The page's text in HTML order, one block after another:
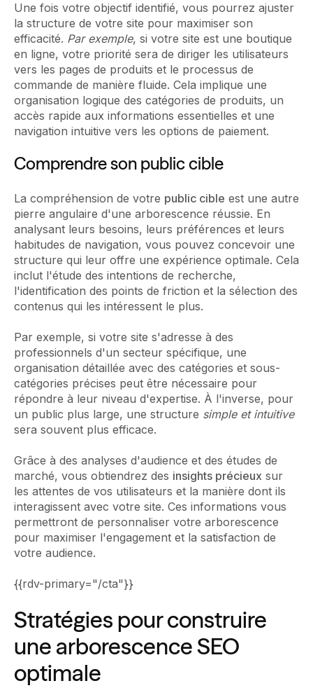
Une fois votre objectif identifié, vous pourrez ajuster
la structure de votre site pour maximiser son
efficacité. Par exemple, si votre site est une boutique
en ligne, votre priorité sera de diriger les utilisateurs
vers les pages de produits et le processus de
commande de manière fluide. Cela implique une
organisation logique des catégories de produits, un
accès rapide aux informations essentielles et une
navigation intuitive vers les options de paiement.
Comprendre son public cible
La compréhension de votre public cible est une autre
pierre angulaire d'une arborescence réussie. En
analysant leurs besoins, leurs préférences et leurs
habitudes de navigation, vous pouvez concevoir une
structure qui leur offre une expérience optimale. Cela
inclut l'étude des intentions de recherche,
l'identification des points de friction et la sélection des
contenus qui les intéressent le plus.
Par exemple, si votre site s'adresse à des
professionnels d'un secteur spécifique, une
organisation détaillée avec des catégories et sous-
catégories précises peut être nécessaire pour
répondre à leur niveau d'expertise. À l'inverse, pour
un public plus large, une structure simple et intuitive
sera souvent plus efficace.
Grâce à des analyses d'audience et des études de
marché, vous obtiendrez des insights précieux sur
les attentes de vos utilisateurs et la manière dont ils
interagissent avec votre site. Ces informations vous
permettront de personnaliser votre arborescence
pour maximiser l'engagement et la satisfaction de
votre audience.
{{rdv-primary="/cta"}}
Stratégies pour construire
une arborescence SEO
optimale